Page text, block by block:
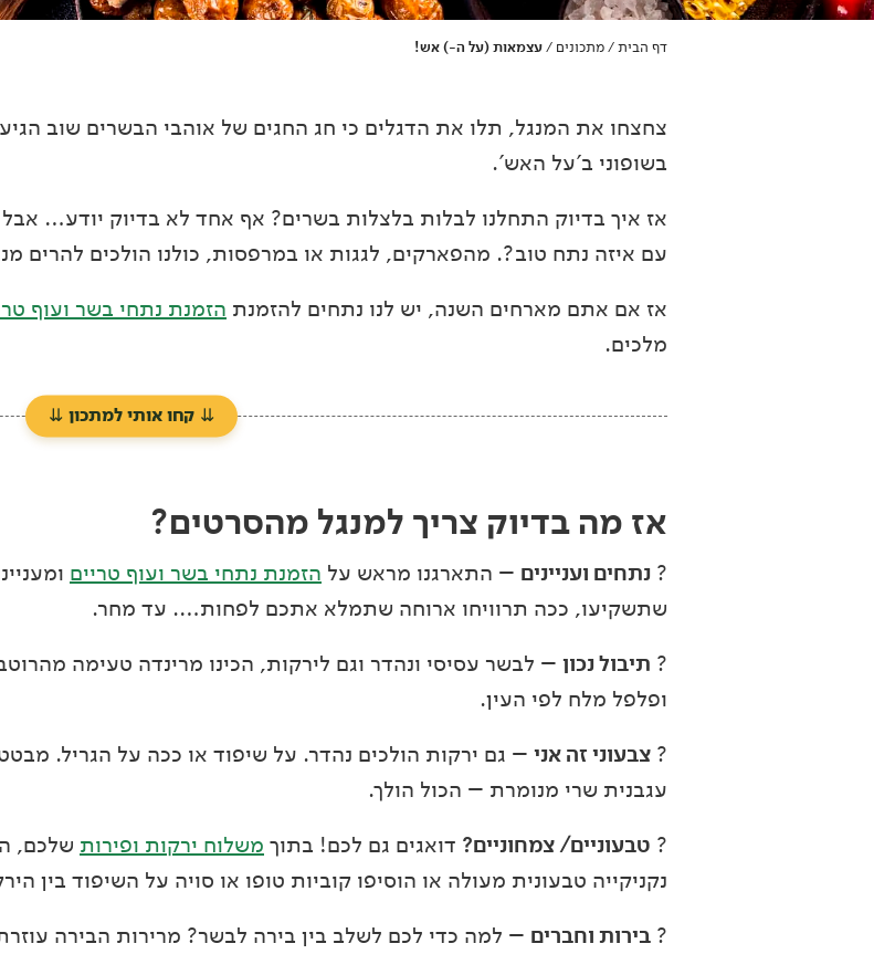
דף הבית/מתכונים /עצמאות (על ה-) אש!
צחצחו את המנגל, תלו את הדגלים כי חג החגים של אוהבי הבשרים שוב
בשופוני ב'על האש'.
אז איך בדיוק התחלנו לבלות בלצלות בשרים? אף אחד לא בדיוק יודע…
עם איזה נתח טוב ?. מהפארקים, לגגות או במרפסות, כולנו הולכים להרים
אז אם אתם מארחים השנה, יש לנו נתחים להזמנת הזמנת נתחי בשר ועוף
מלכים.
⇊ קחו אותי למתכון ⇊
אז מה בדיוק צריך למנגל מהסרטים?
? נתחים ועניינים – התארגנו מראש על הזמנת נתחי בשר ועוף טריים
שתשקיעו, ככה תרוויחו ארוחה שתמלא אתכם לפחות…. עד מחר.
? תיבול נכון
ופלפל מלח לפי העין.
? צבעוני זה אני – גם ירקות הולכים נהדר. על שיפוד או ככה על הגריל.
עגבנית שרי מנומרת – הכול הולך.
? טבעוניים/ צמחוניים? דואגים גם לכם! בתוך משלוח ירקות ופירות שלכם,
נקניקייה טבעונית מעולה או הוסיפו קוביות טופו או סויה על השיפוד בין
? בירות וחברים – למה כדי לכם לשלב בין בירה לבשר? מרירות הבירה